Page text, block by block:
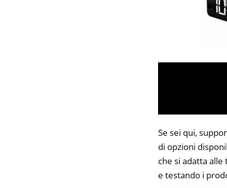
Se sei qui,
di opzioni
che si adatta
e testando i